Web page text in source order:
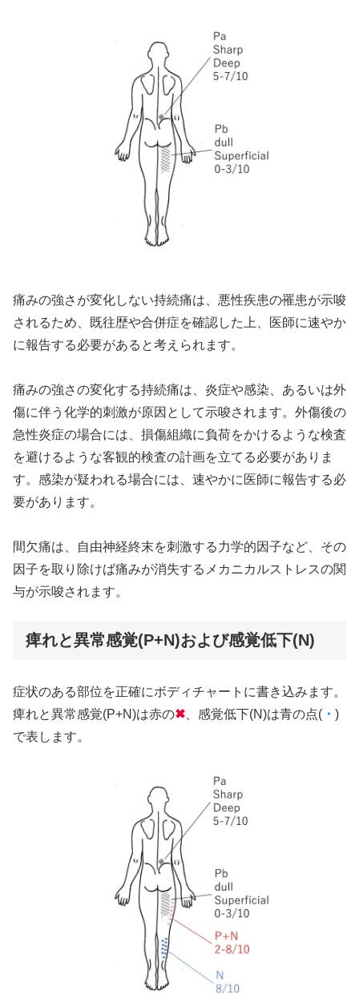
痛みの強さが変化しない持続痛は、悪性疾患の罹患が示唆
されるため、既往歴や合併症を確認した上、医師に速やか
に報告する必要があると考えられます。
痛みの強さの変化する持続痛は、炎症や感染、あるいは外
傷に伴う化学的刺激が原因として示唆されます。外傷後の
急性炎症の場合には、損傷組織に負荷をかけるような検査
を避けるような客観的検査の計画を立てる必要がありま
す。感染が疑われる場合には、速やかに医師に報告する必
要があります。
間欠痛は、自由神経終末を刺激する力学的因子など、その
因子を取り除けば痛みが消失するメカニカルストレスの関
与が示唆されます。
痺れと異常感覚(P+N)および感覚低下(N)
症状のある部位を正確にボディチャートに書き込みます。
痺れと異常感覚(P+N)は赤の✖ 、感覚低下(N)は青の点( ・ )
で表します。